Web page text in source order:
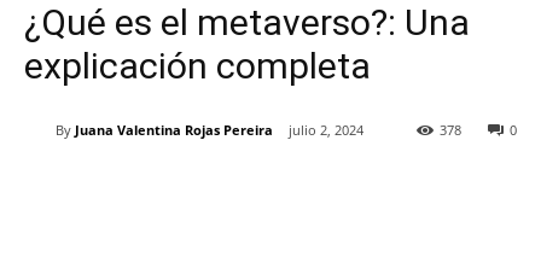
¿Qué es el metaverso?: Una
explicación completa
By Juana Valentina Rojas Pereira julio 2, 2024 0
378